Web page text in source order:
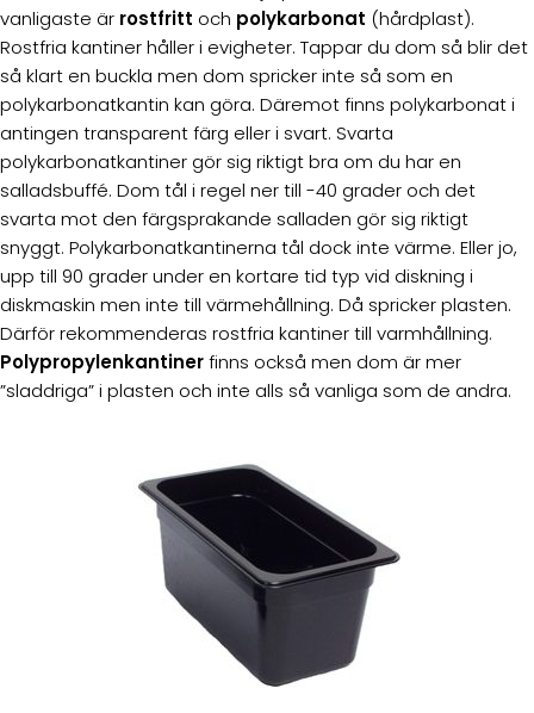
vanligaste är rostfritt och polykarbonat (hårdplast).
Rostfria kantiner håller i evigheter. Tappar du dom så blir det
så klart en buckla men dom spricker inte så som en
polykarbonatkantin kan göra. Däremot finns polykarbonat i
antingen transparent färg eller i svart. Svarta
polykarbonatkantiner gör sig riktigt bra om du har en
salladsbuffé. Dom tål i regel ner till -40 grader och det
svarta mot den färgsprakande salladen gör sig riktigt
snyggt. Polykarbonatkantinerna tål dock inte värme. Eller jo,
upp till 90 grader under en kortare tid typ vid diskning i
diskmaskin men inte till värmehållning. Då spricker plasten.
Därför rekommenderas rostfria kantiner till varmhållning.
Polypropylenkantinerfinns också men dom är mer
”sladdriga” i plasten och inte alls så vanliga som de andra.